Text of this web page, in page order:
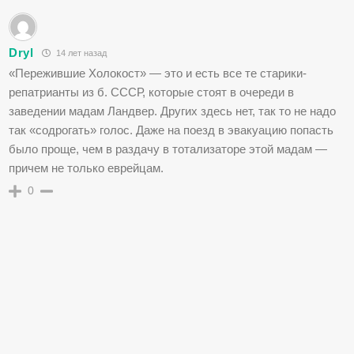
Dryl 14 лет назад
«Пережившие Холокост» — это и есть все те старики-
репатрианты из б. СССР, которые стоят в очереди в
заведении мадам Ландвер. Других здесь нет, так то не надо
так «содрогать» голос. Даже на поезд в эвакуацию попасть
было проще, чем в раздачу в тотализаторе этой мадам —
причем не только еврейцам.
0